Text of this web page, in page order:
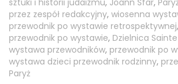
sztuki i historii judaizmu, Joann Sfar,
przez zespół redakcyjny, wiosenna
przewodnik po wystawie retrospektywnej,
przewodnik po wystawie, Dzielnica
wystawa przewodników, przewodnik po
wystawa dzieci przewodnik rodzinny,
Paryż